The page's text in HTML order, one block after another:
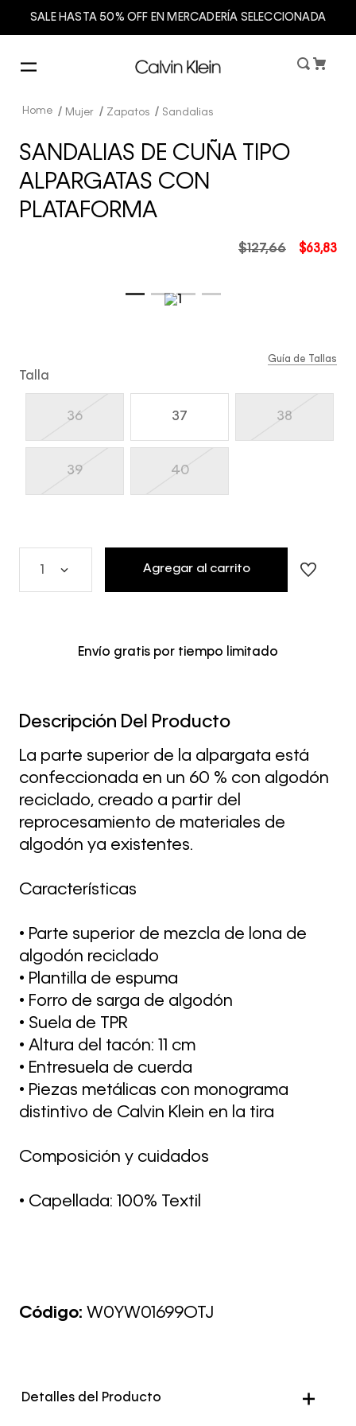
SALE HASTA 50% OFF EN MERCADERÍA SELECCIONADA
Mujer Zapatos Sandalias
SANDALIAS DE CUÑA TIPO
ALPARGATAS CON
PLATAFORMA
$63,83
$127,66
Talla
36 37 38
39 40
Guía de Tallas
Agregar al carrito
Envío gratis por tiempo limitado
Descripción Del Producto
La parte superior de la alpargata está
confeccionada en un 60 % con algodón
reciclado, creado a partir del
reprocesamiento de materiales de
algodón ya existentes.
Características
• Parte superior de mezcla de lona de
algodón reciclado
• Plantilla de espuma
• Forro de sarga de algodón
• Suela de TPR
• Altura del tacón: 11 cm
• Entresuela de cuerda
• Piezas metálicas con monograma
distintivo de Calvin Klein en la tira
Composición y cuidados
• Capellada: 100% Textil
Código: W0YW01699OTJ
Detalles del Producto